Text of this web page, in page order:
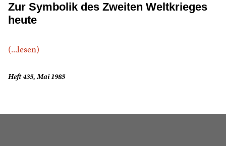
Zur Symbolik des Zweiten Weltkrieges
heute
(...lesen)
Heft 435, Mai 1985